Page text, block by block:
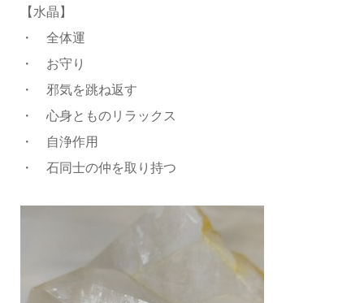
【水晶】
・ 全体運
・ お守り
・ 邪気を跳ね返す
・ 心身とものリラックス
・ 自浄作用
・ 石同士の仲を取り持つ